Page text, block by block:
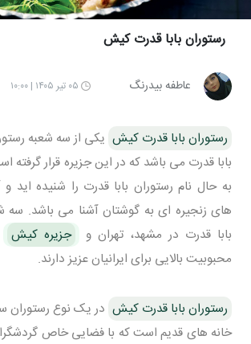
رستوران بابا قدرت کیش
عاطفه بیدرنگ ۰۵ تیر ۱۴۰۵ | ۱۰:۰۰
رستوران بابا قدرت کیش یکی از سه شعبه
بابا قدرت می باشد که در این جزیره قرار گرفته
به حال نام رستوران بابا قدرت را شنیده اید و
های زنجیره ای به گوشتان آشنا می باشد. سه
بابا قدرت در مشهد، تهران و
جزیره کیش
محبوبیت بالایی برای ایرانیان عزیز دارند.
رستوران بابا قدرت کیش در یک نوع رستوران
خانه های قدیم است که با فضایی خاص